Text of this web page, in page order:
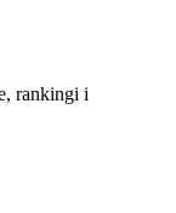
rankingi i